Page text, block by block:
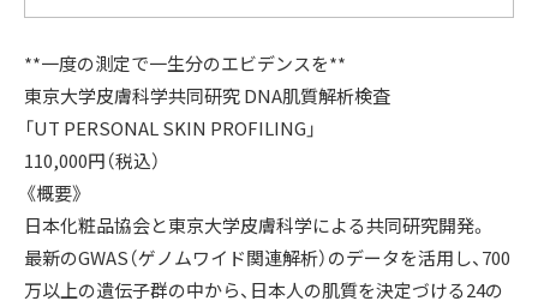
**一度の測定で一生分のエビデンスを**
東京大学皮膚科学共同研究 DNA肌質解析検査
「UT PERSONAL SKIN PROFILING」
110,000円（税込）
《概要》
日本化粧品協会と東京大学皮膚科学による共同研究開発。
最新のGWAS（ゲノムワイド関連解析）のデータを活用し、700
万以上の遺伝子群の中から、日本人の肌質を決定づける24の